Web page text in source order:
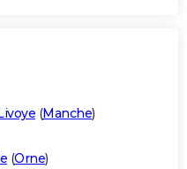
(Manche)
(Orne)